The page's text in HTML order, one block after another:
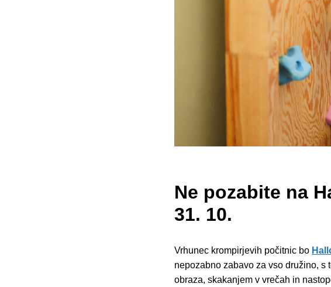
Ne pozabite na
31. 10.
Vrhunec krompirjevih počitnic bo
nepozabno zabavo za vso družino,
obraza, skakanjem v vrečah in